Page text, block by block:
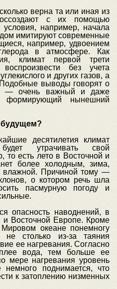
верна та или иная из
с их помощью
условия, например, начала
имитируют современные
например, удвоением
в атмосфере. Как
климат первой трети
без учета
и других газов, а
выводы говорят о
— очень важный и даже
формирующий нынешний
будущем?
десятилетия климат
утрачивать свой
то есть лето в Восточной и
более холодным, зима,
влажной. Причиной тому —
о котором речь шла
пасмурную погоду и
опасность наводнений, в
и Восточной Европе. Кроме
океане понемногу
не столько из-за таяния
ее нагревания. Согласно
вода, тем больше ее
мере нагревания уровень
поднимается, что
к затоплению низменных